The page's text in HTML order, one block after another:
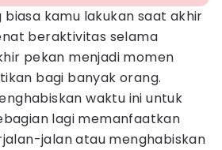
kamu lakukan saat akhir
beraktivitas selama
pekan menjadi momen
bagi banyak orang.
waktu ini untuk
lagi memanfaatkan
jalan atau menghabiskan